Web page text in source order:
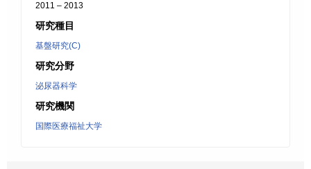
2011 – 2013
研究種目
基盤研究(C)
研究分野
泌尿器科学
研究機関
国際医療福祉大学